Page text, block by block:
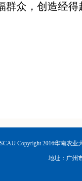
群众，创造经
SCAU Copyright 2016华南农业
地址：广州